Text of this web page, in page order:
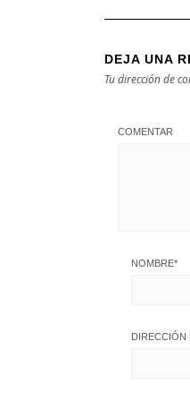
DEJA UNA
Tu dirección de
COMENTAR
NOMBRE*
DIRECCIÓN